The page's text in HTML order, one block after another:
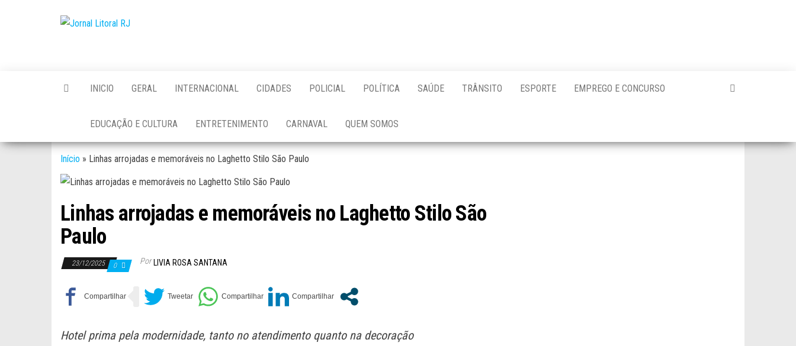
INICIO GERAL INTERNACIONAL CIDADES POLICIAL POLÍTICA SAÚDE TRÂNSITO ESPORTE EMPREGO E CONCURSO
EDUCAÇÃO E CULTURA ENTRETENIMENTO CARNAVAL QUEM SOMOS
Início » Linhas arrojadas e memoráveis no Laghetto Stilo São Paulo
Linhas arrojadas e memoráveis no Laghetto Stilo São
Paulo
23/12/2025 0 Por LIVIA ROSA SANTANA
Hotel prima pela modernidade, tanto no atendimento quanto na decoração